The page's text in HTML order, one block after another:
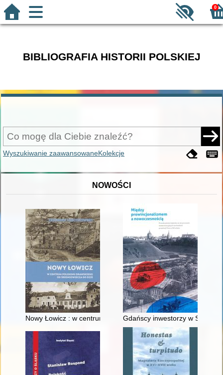
0
BIBLIOGRAFIA HISTORII POLSKIEJ
Wyszukiwanie zaawansowaneKolekcje
NOWOŚCI
Nowy Łowicz : w centrum poligonu drawskiego od
Gdańscy inwestorzy w